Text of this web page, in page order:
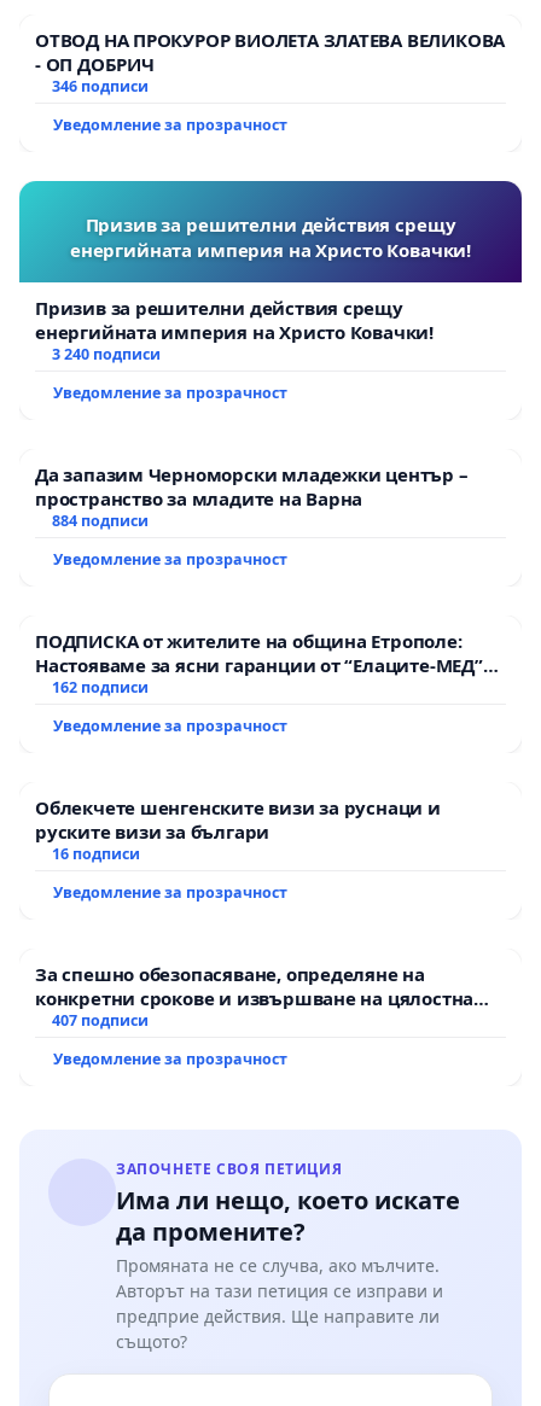
ОТВОД НА ПРОКУРОР ВИОЛЕТА ЗЛАТЕВА ВЕЛИКОВА
- ОП ДОБРИЧ
346 подписи
Уведомление за прозрачност
Призив за решителни действия срещу
енергийната империя на Христо Ковачки!
Призив за решителни действия срещу
енергийната империя на Христо Ковачки!
3 240 подписи
Уведомление за прозрачност
Да запазим Черноморски младежки център –
пространство за младите на Варна
884 подписи
Уведомление за прозрачност
ПОДПИСКА от жителите на община Етрополе:
Настояваме за ясни гаранции от “Елаците-МЕД”
АД и от държавата, че ще се изпълнят всички
162 подписи
Уведомление за прозрачност
Облекчете шенгенските визи за руснаци и
руските визи за българи
16 подписи
Уведомление за прозрачност
За спешно обезопасяване, определяне на
конкретни срокове и извършване на цялостна
рехабилитация на републиканския път между
Мирово - к.к. Момин проход
407 подписи
Уведомление за прозрачност
ЗАПОЧНЕТЕ СВОЯ ПЕТИЦИЯ
Има ли нещо, което искате
да промените?
Промяната не се случва, ако мълчите.
Авторът на тази петиция се изправи и
предприе действия. Ще направите ли
същото?